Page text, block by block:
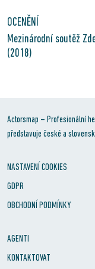
OCENĚNÍ
Mezinárodní soutěž
(2018)
Actorsmap – Profesionální
představuje české a
NASTAVENÍ COOKIES
GDPR
OBCHODNÍ PODMÍNKY
AGENTI
KONTAKTOVAT